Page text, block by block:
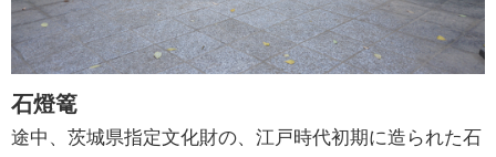
石燈篭
途中、茨城県指定文化財の、江戸時代初期に造られた石